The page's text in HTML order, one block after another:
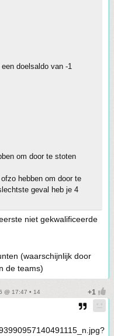
doelsaldo van -1
om door te stoten
hebben om door te
geval heb je 4
niet gekwalificeerde
(waarschijnlijk door
de teams)
@ 17:47 • 14